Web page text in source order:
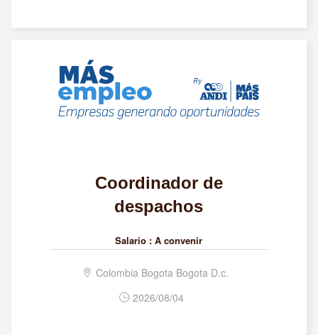
Coordinador de
despachos
Salario : A convenir
Colombia Bogota Bogota D.c.
2026/08/04